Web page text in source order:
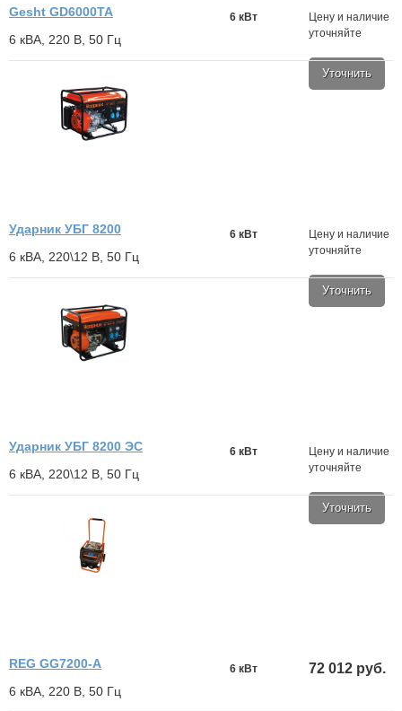
Gesht GD6000TA
6 кВА, 220 В, 50 Гц
Цену и наличие
уточняйте
Уточнить
6 кВт
Ударник УБГ 8200
6 кВА, 220\12 В, 50 Гц
Цену и наличие
уточняйте
Уточнить
6 кВт
Ударник УБГ 8200 ЭС
6 кВА, 220\12 В, 50 Гц
Цену и наличие
уточняйте
Уточнить
6 кВт
REG GG7200-А
6 кВА, 220 В, 50 Гц
72 012 руб.
6 кВт